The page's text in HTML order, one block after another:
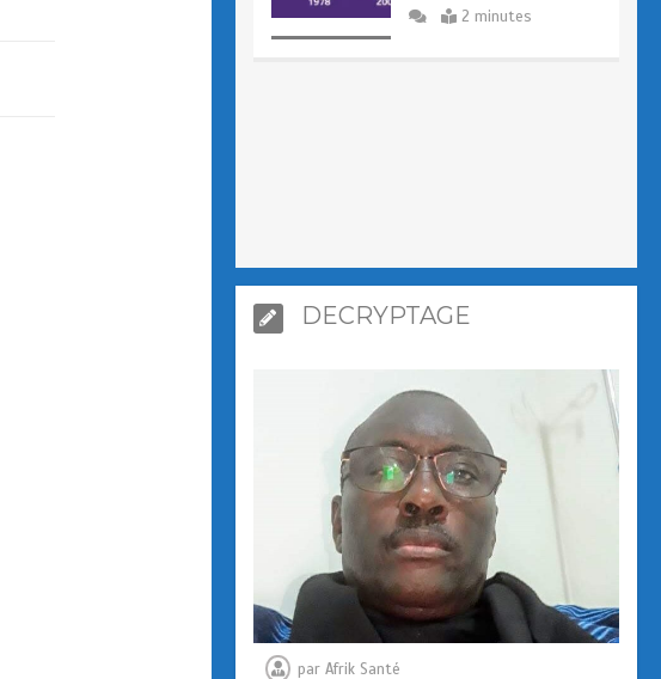
2 minutes
DECRYPTAGE
par Afrik Santé